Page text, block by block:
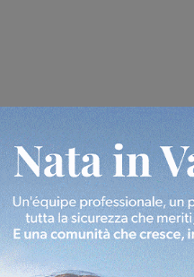
Acque, gestore del servizio
aretino, ha appena
pervenire entro il 30
Acque, il gestore del
di Bucine, Pergine e